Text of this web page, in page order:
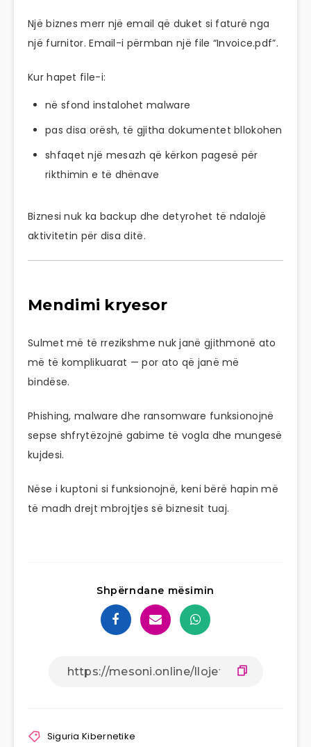
Një biznes merr një email që duket si faturë nga
një furnitor. Email-i përmban një file “Invoice.pdf”.
Kur hapet file-i:
në sfond instalohet malware
pas disa orësh, të gjitha dokumentet bllokohen
shfaqet një mesazh që kërkon pagesë për
rikthimin e të dhënave
Biznesi nuk ka backup dhe detyrohet të ndalojë
aktivitetin për disa ditë.
Mendimi kryesor
Sulmet më të rrezikshme nuk janë gjithmonë ato
më të komplikuarat — por ato që janë më
bindëse.
Phishing, malware dhe ransomware funksionojnë
sepse shfrytëzojnë gabime të vogla dhe mungesë
kujdesi.
Nëse i kuptoni si funksionojnë, keni bërë hapin më
të madh drejt mbrojtjes së biznesit tuaj.
Shpërndane mësimin
Siguria Kibernetike